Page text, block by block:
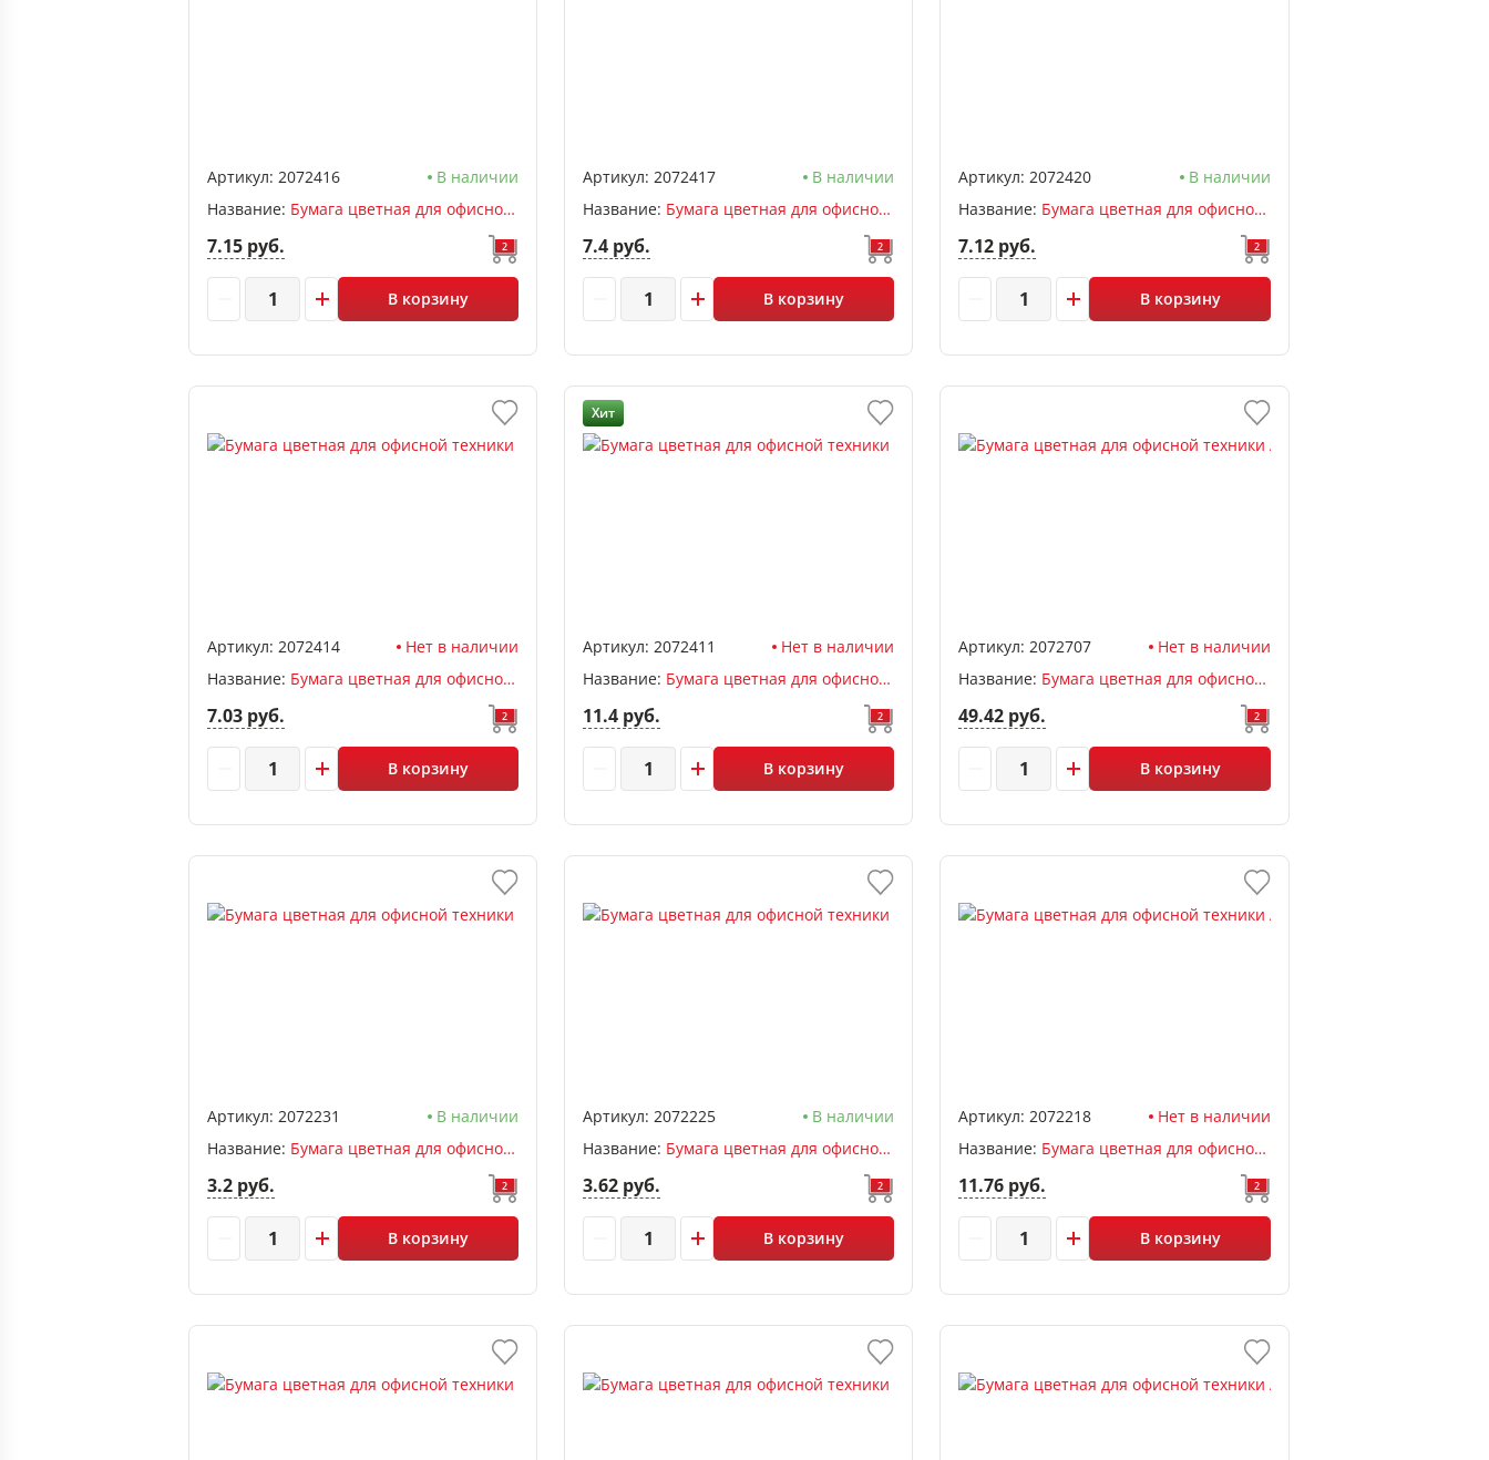
Артикул: 2072416
Название:
Бумага цветная для офисной техники А4, желтый яркий, 50л, 80 г/м2, deVENTE
В наличии
7.15 руб. 2
В корзину
Артикул: 2072417
Название:
Бумага цветная для офисной техники А4, зеленый яркий, 50л, 80 г/м2, deVENTE
В наличии
7.4 руб. 2
В корзину
Артикул: 2072420
Название:
Бумага цветная для офисной техники А4, синий яркий, 50л, 80 г/м2, deVENTE
В наличии
7.12 руб. 2
В корзину
Артикул: 2072414
Название:
Бумага цветная для офисной техники А4, ассорти яркий, 50л, 80 г/м2, deVENTE
Нет в наличии
7.03 руб. 2
В корзину
Хит
Артикул: 2072411
Название:
Бумага цветная для офисной техники А4, ассорти яркий, 100л, 80 г/м2, deVENTE
Нет в наличии
11.4 руб. 2
В корзину
Артикул: 2072707
Название:
Бумага цветная для офисной техники А4, ассорти яркий, 500л, 80 г/м2, deVENTE
Нет в наличии
49.42 руб. 2
В корзину
Артикул: 2072231
Название:
Бумага цветная для офисной техники А4, ассорти яркий, 20л, 80 г/м2, deVENTE
В наличии
3.2 руб. 2
В корзину
Артикул: 2072225
Название:
Бумага цветная для офисной техники А4, ассорти неон, 20л, deVENTE
В наличии
3.62 руб. 2
В корзину
Артикул: 2072218
Название:
Бумага цветная для офисной техники А4, ассорти яркий, 100л, 80 г/м2, deVENTE, пластиковый пакет
Нет в наличии
11.76 руб. 2
В корзину